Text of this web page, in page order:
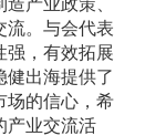
造产业政策
流。与会代表
强，有效拓展
健出海提供了
场的信心，希
产业交流活